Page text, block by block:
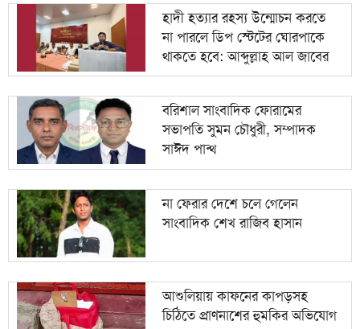
হাদী হত্যার রহস্য উন্মোচন করতে
না পারলে ডিপ স্টেটের ঘোরপাকে
থাকতে হবে: আব্দুল্লাহ আল জাবের
বরিশাল সাংবাদিক ফোরামের
সভাপতি সুমন চৌধুরী, সম্পাদক
সাঈদ পান্থ
না ফেরার দেশে চলে গেলেন
সাংবাদিক শেখ রাজিব হাসান
আশুলিয়ায় কাফনের কাপড়সহ
চিঠিতে প্রাণনাশের হুমকির অভিযোগ